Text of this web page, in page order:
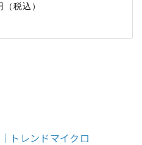
税込）
トレンドマイクロ